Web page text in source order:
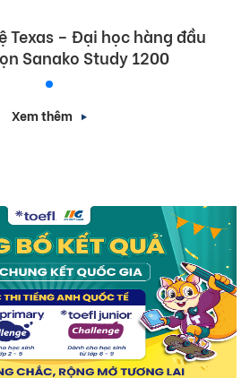
Texas – Đại học hàng đầu
Sanako Study 1200
Xem thêm